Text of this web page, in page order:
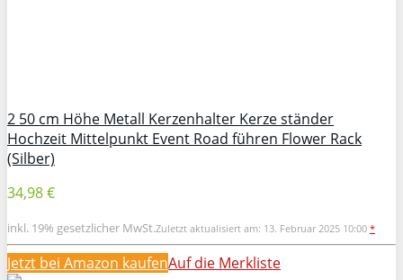
2 50 cm Höhe Metall Kerzenhalter Kerze ständer
Hochzeit Mittelpunkt Event Road führen Flower Rack
(Silber)
34,98 €
inkl. 19% gesetzlicher MwSt.Zuletzt aktualisiert am: 13. Februar 2025 10:00 *
Jetzt bei Amazon kaufenAuf die Merkliste